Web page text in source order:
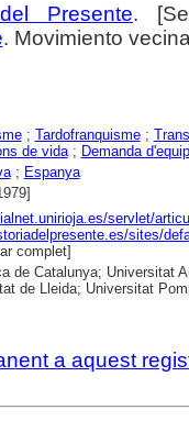
Presente.
. Movimiento
; Tardofranquisme;
de vida; Demanda
; Espanya
servlet/
sites/
complet]
de Catalunya; Universitat
de Lleida; Universitat
a aquest